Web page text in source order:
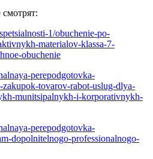
1/obuchenie-po-
materialov-klassa-7-
obuchenie
perepodgotovka-
zakupok-tovarov-rabot-uslug-dlya-
munitsipalnykh-i-korporativnykh-
perepodgotovka-
dopolnitelnogo-professionalnogo-